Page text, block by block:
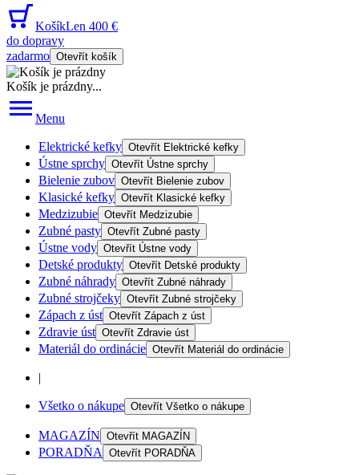
KošíkLen 400 €
do dopravy
zadarmo Otevřít košík
Košík je prázdny...
Menu
Elektrické kefky Otevřít Elektrické kefky
Ústne sprchy Otevřít Ústne sprchy
Bielenie zubov Otevřít Bielenie zubov
Klasické kefky Otevřít Klasické kefky
Medzizubie Otevřít Medzizubie
Zubné pasty Otevřít Zubné pasty
Ústne vody Otevřít Ústne vody
Detské produkty Otevřít Detské produkty
Zubné náhrady Otevřít Zubné náhrady
Zubné strojčeky Otevřít Zubné strojčeky
Zápach z úst Otevřít Zápach z úst
Zdravie úst Otevřít Zdravie úst
Materiál do ordinácie Otevřít Materiál do ordinácie
|
Všetko o nákupe Otevřít Všetko o nákupe
MAGAZÍN Otevřít MAGAZÍN
PORADŇA Otevřít PORADŇA